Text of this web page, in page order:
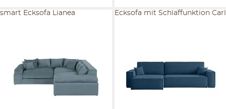
smart Ecksofa Lianea Ecksofa mit Schlaffunktion Carl